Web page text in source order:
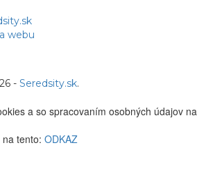
webu
- Seredsity.sk.
a so spracovaním osobných údajov na
tento: ODKAZ